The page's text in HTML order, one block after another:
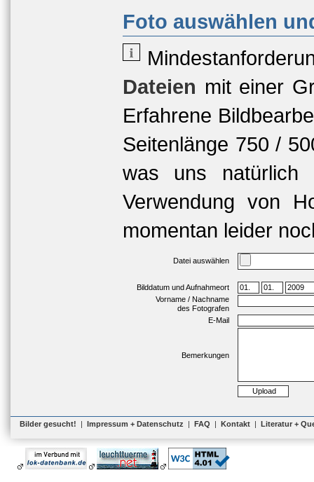
Foto auswählen
Dateien mit einer
Erfahrene
Seitenlänge 750 /
was uns natürlich
Verwendung von
momentan leider
Datei auswählen
Bilddatum und Aufnahmeort
Vorname / Nachname
des Fotografen
E-Mail
Bemerkungen
Bilder gesucht! | Impressum + Datenschutz | FAQ | Kontakt | Literatur +